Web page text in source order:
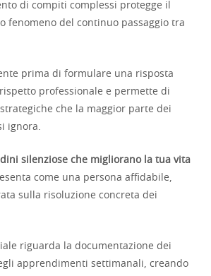
di compiti complessi protegge il
fenomeno del continuo passaggio tra
prima di formulare una risposta
professionale e permette di
che la maggior parte dei
ignora.
silenziose che migliorano la tua vita
come una persona affidabile,
sulla risoluzione concreta dei
riguarda la documentazione dei
apprendimenti settimanali, creando